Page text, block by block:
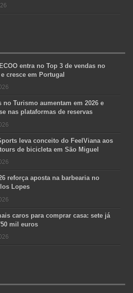
entra no Top 3 de vendas no
cresce em Portugal
no Turismo aumentam em 2026 e
nas plataformas de reservas
leva conceito do FeelViana aos
de bicicleta em São Miguel
reforça aposta na barbearia no
Lopes
caros para comprar casa: sete já
mil euros